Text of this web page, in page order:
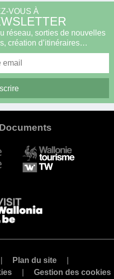
VOUS À
réseau, sorties de nouvelles
création d’itinéraires…
Documents
Plan du site
Gestion des cookies